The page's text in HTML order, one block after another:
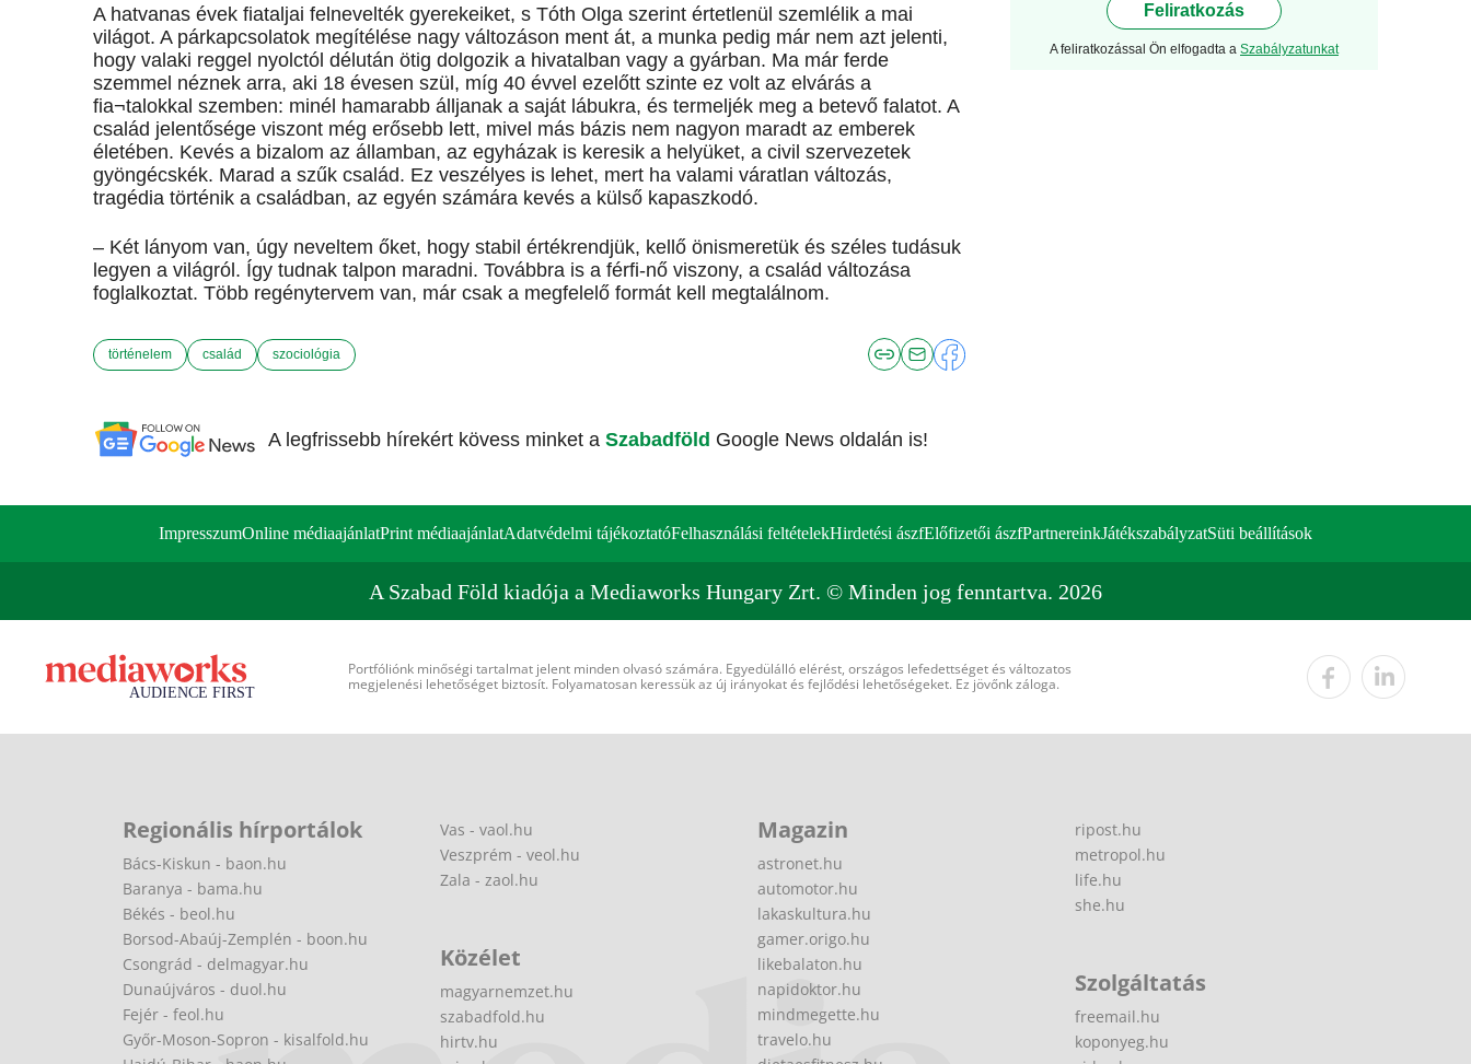
A hatvanas évek fiataljai felnevelték gyerekeiket, s Tóth Olga szerint értetlenül szemlélik a mai
világot. A párkapcsolatok megítélése nagy változáson ment át, a munka pedig már nem azt jelenti,
hogy valaki reggel nyolctól délután ötig dolgozik a hivatalban vagy a gyárban. Ma már ferde
szemmel néznek arra, aki 18 évesen szül, míg 40 évvel ezelőtt szinte ez volt az elvárás a
fia¬talokkal szemben: minél hamarabb álljanak a saját lábukra, és termeljék meg a betevő falatot. A
család jelentősége viszont még erősebb lett, mivel más bázis nem nagyon maradt az emberek
életében. Kevés a bizalom az államban, az egyházak is keresik a helyüket, a civil szervezetek
gyöngécskék. Marad a szűk család. Ez veszélyes is lehet, mert ha valami váratlan változás,
tragédia történik a családban, az egyén számára kevés a külső kapaszkodó.
– Két lányom van, úgy neveltem őket, hogy stabil értékrendjük, kellő önismeretük és széles tudásuk
legyen a világról. Így tudnak talpon maradni. Továbbra is a férfi-nő viszony, a család változása
foglalkoztat. Több regénytervem van, már csak a megfelelő formát kell megtalálnom.
történelem család szociológia
A legfrissebb hírekért kövess minket a Szabadföld Google News oldalán is!
Feliratkozás
A feliratkozással Ön elfogadta a Szabályzatunkat
ImpresszumOnline médiaajánlatPrint médiaajánlatAdatvédelmi tájékoztatóFelhasználási feltételekHirdetési ászfElőfizetői ászfPartnereinkJátékszabályzatSüti beállítások
A Szabad Föld kiadója a Mediaworks Hungary Zrt. © Minden jog fenntartva. 2026
Portfóliónk minőségi tartalmat jelent minden olvasó számára. Egyedülálló elérést, országos lefedettséget és változatos
megjelenési lehetőséget biztosít. Folyamatosan keressük az új irányokat és fejlődési lehetőségeket. Ez jövőnk záloga.
Regionális hírportálok
Bács-Kiskun - baon.hu
Baranya - bama.hu
Békés - beol.hu
Borsod-Abaúj-Zemplén - boon.hu
Csongrád - delmagyar.hu
Dunaújváros - duol.hu
Fejér - feol.hu
Győr-Moson-Sopron - kisalfold.hu
Vas - vaol.hu
Veszprém - veol.hu
Zala - zaol.hu
Közélet
magyarnemzet.hu
szabadfold.hu
hirtv.hu
Magazin
astronet.hu
automotor.hu
lakaskultura.hu
gamer.origo.hu
likebalaton.hu
napidoktor.hu
mindmegette.hu
travelo.hu
ripost.hu
metropol.hu
life.hu
she.hu
Szolgáltatás
freemail.hu
koponyeg.hu